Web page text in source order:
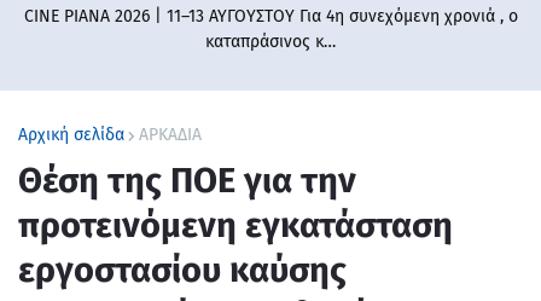
CINE PIANA 2026 | 11–13 ΑΥΓΟΥΣΤΟΥ Για 4η συνεχόμενη χρονιά , ο
καταπράσινος κ…
Αρχική σελίδα ΑΡΚΑΔΙΑ
Θέση της ΠΟΕ για την
προτεινόμενη εγκατάσταση
εργοστασίου καύσης